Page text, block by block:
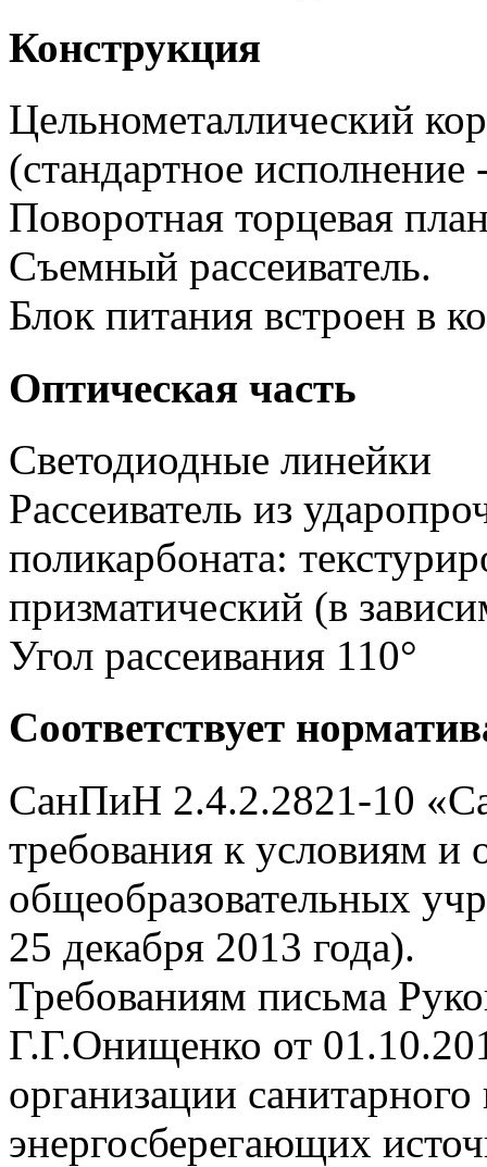
Конструкция
Цельнометаллический
(стандартное
Поворотная торцевая
Съемный рассеиватель.
Блок питания встроен в
Оптическая часть
Светодиодные линейки
Рассеиватель из
поликарбоната:
призматический (в
Угол рассеивания 110°
Соответствует
СанПиН 2.4.2.2821-10
требования к условиям и
общеобразовательных
25 декабря 2013 года).
Требованиям письма
Г.Г.Онищенко от
организации
энергосберегающих